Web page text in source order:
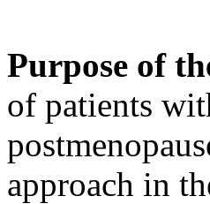
Purpose of
of patients
approach in